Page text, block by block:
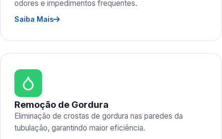
odores e impedimentos frequentes.
Saiba Mais
Remoção de Gordura
Eliminação de crostas de gordura nas paredes da
tubulação, garantindo maior eficiência.